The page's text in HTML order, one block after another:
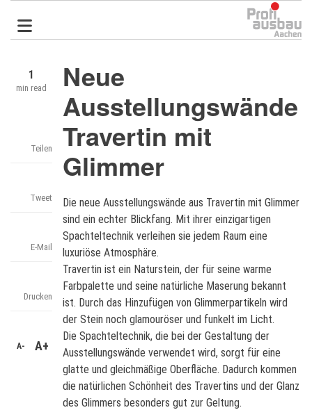
Inhalt
1
min read
Teilen
Tweet
E-Mail
Drucken
A- A+
Neue
Ausstellungswände
Travertin mit
Glimmer
Die neue Ausstellungswände aus Travertin mit Glimmer
sind ein echter Blickfang. Mit ihrer einzigartigen
Spachteltechnik verleihen sie jedem Raum eine
luxuriöse Atmosphäre.
Travertin ist ein Naturstein, der für seine warme
Farbpalette und seine natürliche Maserung bekannt
ist. Durch das Hinzufügen von Glimmerpartikeln wird
der Stein noch glamouröser und funkelt im Licht.
Die Spachteltechnik, die bei der Gestaltung der
Ausstellungswände verwendet wird, sorgt für eine
glatte und gleichmäßige Oberfläche. Dadurch kommen
die natürlichen Schönheit des Travertins und der Glanz
des Glimmers besonders gut zur Geltung.